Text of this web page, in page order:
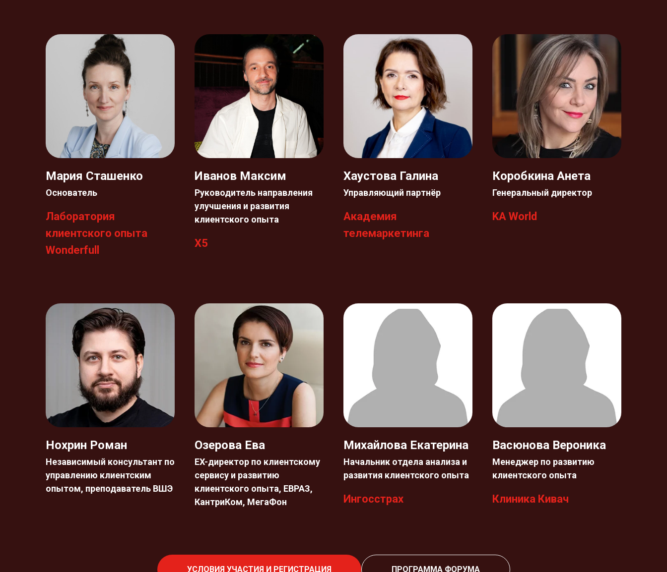
Мария Сташенко
Основатель
Лаборатория
клиентского опыта
Wonderfull
Иванов Максим
Руководитель направления
улучшения и развития
клиентского опыта
Х5
Хаустова Галина
Управляющий партнёр
Академия
телемаркетинга
Коробкина Анета
Генеральный директор
KA World
Нохрин Роман
Независимый консультант по
управлению клиентским
опытом, преподаватель ВШЭ
Озерова Ева
EX-директор по клиентскому
сервису и развитию
клиентского опыта, ЕВРАЗ,
КантриКом, МегаФон
Михайлова Екатерина
Начальник отдела анализа и
развития клиентского опыта
Ингосстрах
Васюнова Вероника
Менеджер по развитию
клиентского опыта
Клиника Кивач
УСЛОВИЯ УЧАСТИЯ И РЕГИСТРАЦИЯ ПРОГРАММА ФОРУМА